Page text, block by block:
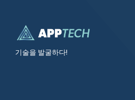
기술을 발굴하다!